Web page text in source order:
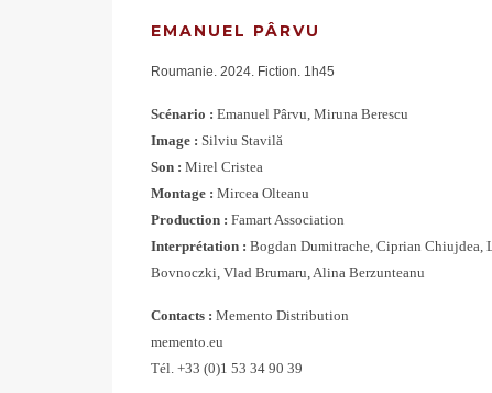
EMANUEL PÂRVU
Roumanie. 2024. Fiction. 1h45
Scénario : Emanuel Pârvu, Miruna Berescu
Image : Silviu Stavilă
Son : Mirel Cristea
Montage : Mircea Olteanu
Production : Famart Association
Interprétation : Bogdan Dumitrache, Ciprian Chiujdea,
Bovnoczki, Vlad Brumaru, Alina Berzunteanu
Contacts : Memento Distribution
memento.eu
Tél. +33 (0)1 53 34 90 39